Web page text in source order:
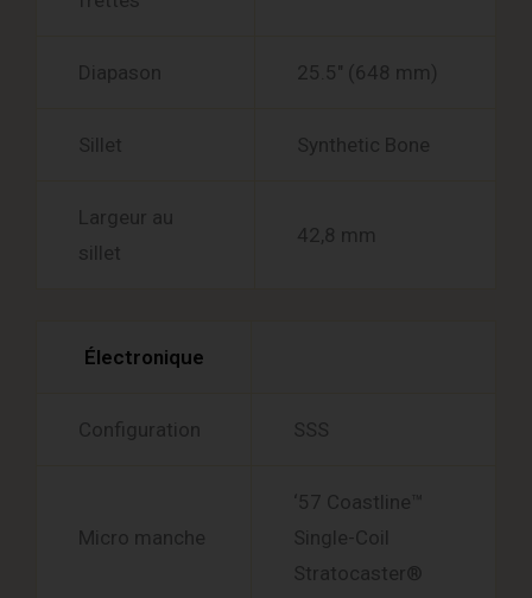
Diapason 25.5″ (648 mm)
Sillet Synthetic Bone
Largeur au
sillet
42,8 mm
Électronique
Configuration SSS
Micro manche
‘57 Coastline™
Single-Coil
Stratocaster®